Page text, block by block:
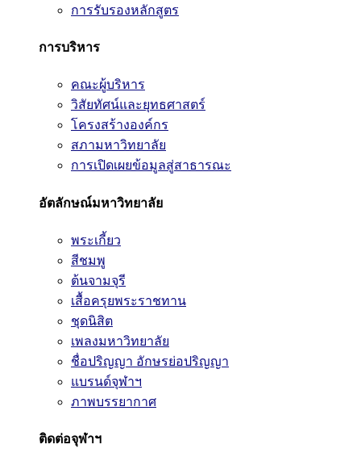
การรับรองหลักสูตร
การบริหาร
คณะผู้บริหาร
วิสัยทัศน์และยุทธศาสตร์
โครงสร้างองค์กร
สภามหาวิทยาลัย
การเปิดเผยข้อมูลสู่สาธารณะ
อัตลักษณ์มหาวิทยาลัย
พระเกี้ยว
สีชมพู
ต้นจามจุรี
เสื้อครุยพระราชทาน
ชุดนิสิต
เพลงมหาวิทยาลัย
ชื่อปริญญา อักษรย่อปริญญา
แบรนด์จุฬาฯ
ภาพบรรยากาศ
ติดต่อจุฬาฯ